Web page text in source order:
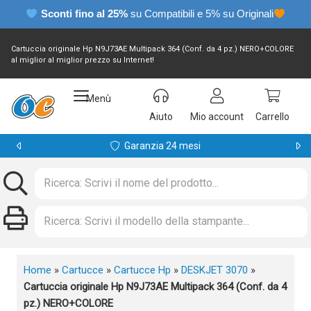
Sconti fino al 25% su Compatibili e 5% su Originali
Cartuccia originale Hp N9J73AE Multipack 364 (Conf. da 4 pz.) NERO+COLORE
al miglior al miglior prezzo su Internet!
Menù
Aiuto
Mio account Carrello
Garanzia 24 mesi
Home » Cartucce » Cartucce Hp » DESKJET 3070 »
Cartuccia originale Hp N9J73AE Multipack 364 (Conf. da 4
pz.) NERO+COLORE